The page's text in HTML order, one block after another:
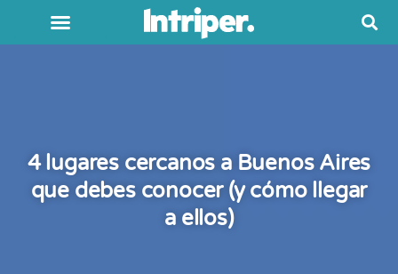
4 lugares cercanos a Buenos Aires
que debes conocer (y cómo llegar
a ellos)